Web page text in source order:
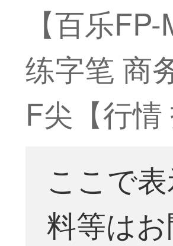
【百乐
练字笔 商
F尖【行
ここで
料等は